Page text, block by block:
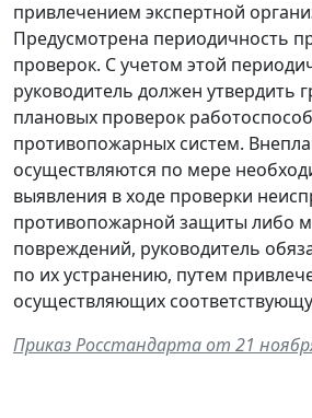
привлечением экспертной
Предусмотрена периодичность
проверок. С учетом этой
руководитель должен утвердить
плановых проверок
противопожарных систем.
осуществляются по мере
выявления в ходе проверки
противопожарной защиты либо
повреждений, руководитель
по их устранению, путем
осуществляющих
Приказ Росстандарта от 21